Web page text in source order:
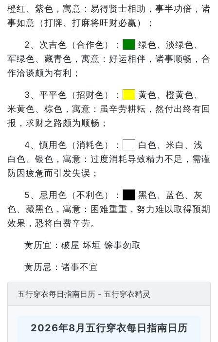
橙红、紫色，寓意：易得贤士相助，事半功倍，诸
事如意（打牌、打麻将旺财必赢）；
2、次吉色（合作色）：
绿色、淡绿色、
军绿色、藏青色，寓意：好运相伴，诸事顺畅，合
作洽谈颇为有利；
3、平平色（招财色）：
黄色、橙黄色、
米黄色、棕色，寓意：虽辛劳耕耘，然付出终有回
报，求财之路颇为顺畅；
4、慎用色（消耗色）：
白色、米白、浅
白色、银色，寓意：过度消耗导致精力不足，需谨
防因疲惫而引发失误；
5、忌用色（不利色）：
黑色、蓝色、灰
色、藏黑色，寓意：困难重重，努力难以取得预期
效果，恐将白费辛劳。
黄历宜：破屋 坏垣 馀事勿取
黄历忌：诸事不宜
五行穿衣每日指南日历 - 五行穿衣精灵
2026年8月五行穿衣每日指南日历